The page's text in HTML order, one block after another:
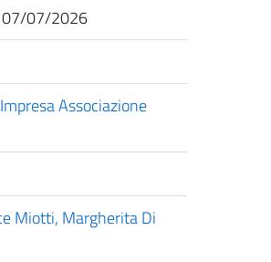
07/07/2026
Associazione
Miotti, Margherita Di